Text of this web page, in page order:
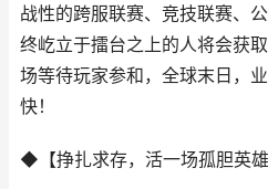
战性的跨服联赛、竞技联赛、
终屹立于擂台之上的人将会获
场等待玩家参和，全球末日，
快！
◆【挣扎求存，活一场孤胆英雄